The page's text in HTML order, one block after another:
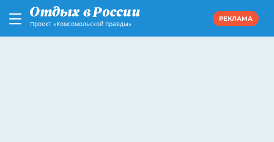
Проект «Комсомольской правды»
РЕКЛАМА